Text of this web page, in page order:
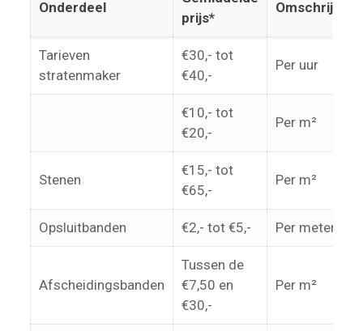
Onderdeel
prijs*
Omschrijving
Tarieven
stratenmaker
€30,- tot
€40,-
Per uur
€10,- tot
€20,-
Per m²
Stenen
€15,- tot
€65,-
Per m²
Opsluitbanden €2,- tot €5,- Per meter
Afscheidingsbanden
Tussen de
€7,50 en
€30,-
Per m²